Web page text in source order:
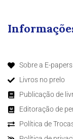
Sobre a E-papers
Livros no prelo
Publicação de
Editoração de
Política de